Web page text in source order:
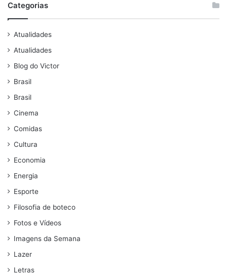
Categorias
Atualidades
Atualidades
Blog do Victor
Brasil
Brasil
Cinema
Comidas
Cultura
Economia
Energia
Esporte
Filosofia de boteco
Fotos e Vídeos
Imagens da Semana
Lazer
Letras